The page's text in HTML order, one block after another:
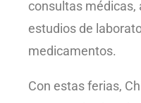
consultas médicas,
estudios de
medicamentos.
Con estas ferias,